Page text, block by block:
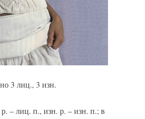
3 лиц., 3 изн.
– лиц. п., изн. р. – изн. п.; в